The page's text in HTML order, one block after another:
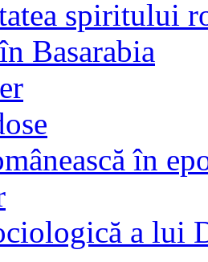
spiritului
Basarabia
în
a lui